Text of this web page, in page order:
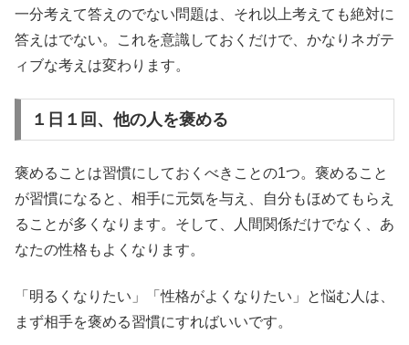
一分考えて答えのでない問題は、それ以上考えても絶対に
答えはでない。これを意識しておくだけで、かなりネガテ
ィブな考えは変わります。
１日１回、他の人を褒める
褒めることは習慣にしておくべきことの1つ。褒めること
が習慣になると、相手に元気を与え、自分もほめてもらえ
ることが多くなります。そして、人間関係だけでなく、あ
なたの性格もよくなります。
「明るくなりたい」「性格がよくなりたい」と悩む人は、
まず相手を褒める習慣にすればいいです。